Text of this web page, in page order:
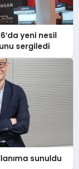
yeni nesil
sergiledi
sunuldu